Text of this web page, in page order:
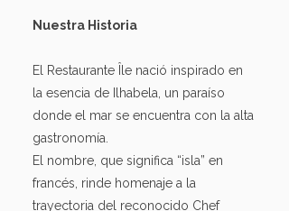
Nuestra Historia
El Restaurante Île nació inspirado en
la esencia de Ilhabela, un paraíso
donde el mar se encuentra con la alta
gastronomía.
El nombre, que significa “isla” en
francés, rinde homenaje a la
trayectoria del reconocido Chef